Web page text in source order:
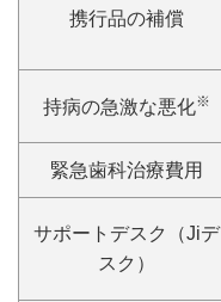
携行品の補償
持病の急激な悪化※
緊急歯科治療費用
サポートデスク（Jiデ
スク）